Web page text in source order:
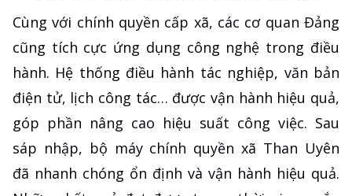
Cùng với chính quyền cấp xã, các cơ quan Đảng
cũng tích cực ứng dụng công nghệ trong điều
hành. Hệ thống điều hành tác nghiệp, văn bản
điện tử, lịch công tác… được vận hành hiệu quả,
góp phần nâng cao hiệu suất công việc. Sau
sáp nhập, bộ máy chính quyền xã Than Uyên
đã nhanh chóng ổn định và vận hành hiệu quả.